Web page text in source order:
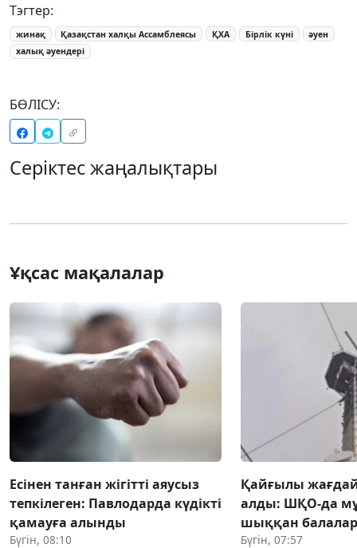
Тэгтер:
жинақ Қазақстан халқы Ассамблеясы ҚХА Бірлік күні
әуен
халық әуендері
БӨЛІСУ:
Серіктес жаңалықтары
Ұқсас мақалалар
Есінен танған жігітті аяусыз
тепкілеген: Павлодарда күдікті
қамауға алынды
Бүгін, 08:10
Қайғылы
алды: ШҚО-да
шыққан
Бүгін, 07:57